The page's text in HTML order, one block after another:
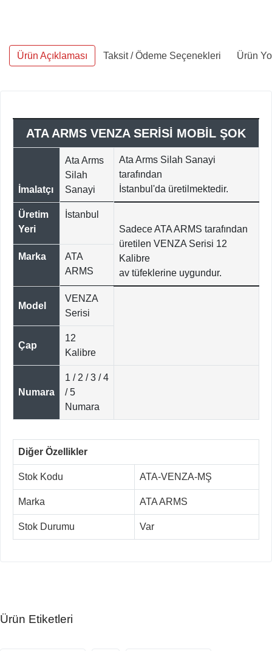
Ürün Açıklaması Taksit / Ödeme Seçenekleri Ürün
ATA ARMS VENZA SERİSİ MOBİL ŞOK
İmalatçı
Ata Arms
Silah
Sanayi
Ata Arms Silah Sanayi
tarafından
İstanbul'da üretilmektedir.
Üretim
Yeri
İstanbul
Sadece ATA ARMS tarafından
üretilen VENZA Serisi 12
Kalibre
av tüfeklerine uygundur.
Marka
ATA
ARMS
Model
VENZA
Serisi
Çap
12
Kalibre
Numara
1 / 2 / 3 / 4
/ 5
Numara
Diğer Özellikler
Stok Kodu ATA-VENZA-MŞ
Marka ATA ARMS
Stok Durumu Var
Ürün Etiketleri